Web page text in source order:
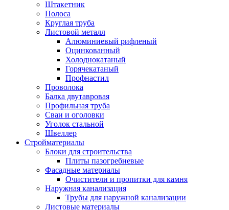
Штакетник
Полоса
Круглая труба
Листовой металл
Алюминиевый рифленый
Оцинкованный
Холоднокатаный
Горячекатаный
Профнастил
Проволока
Балка двутавровая
Профильная труба
Сваи и оголовки
Уголок стальной
Швеллер
Стройматериалы
Блоки для строительства
Плиты пазогребневые
Фасадные материалы
Очистители и пропитки для камня
Наружная канализация
Трубы для наружной канализации
Листовые материалы